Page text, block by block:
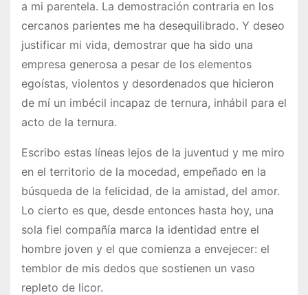
a mi parentela. La demostración contraria en los
cercanos parientes me ha desequilibrado. Y deseo
justificar mi vida, demostrar que ha sido una
empresa generosa a pesar de los elementos
egoístas, violentos y desordenados que hicieron
de mí un imbécil incapaz de ternura, inhábil para el
acto de la ternura.
Escribo estas líneas lejos de la juventud y me miro
en el territorio de la mocedad, empeñado en la
búsqueda de la felicidad, de la amistad, del amor.
Lo cierto es que, desde entonces hasta hoy, una
sola fiel compañía marca la identidad entre el
hombre joven y el que comienza a envejecer: el
temblor de mis dedos que sostienen un vaso
repleto de licor.